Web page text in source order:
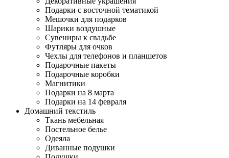
Подарки с восточной тематикой
Мешочки для подарков
Шарики воздушные
Сувениры к свадьбе
Футляры для очков
Чехлы для телефонов и планшетов
Подарочные пакеты
Подарочные коробки
Магнитики
Подарки на 8 марта
Подарки на 14 февраля
Домашний текстиль
Ткань мебельная
Постельное белье
Одеяла
Диванные подушки